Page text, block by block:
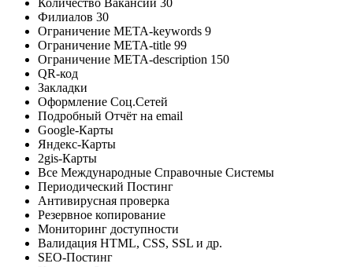
Филиалов 30
Ограничение META-keywords 9
Ограничение META-title 99
Ограничение META-description 150
QR-код
Закладки
Оформление Соц.Сетей
Подробный Отчёт на email
Google-Карты
Яндекс-Карты
2gis-Карты
Все Международные Справочные Системы
Периодический Постинг
Антивирусная проверка
Резервное копирование
Мониторинг доступности
Валидация HTML, CSS, SSL и др.
SEO-Постинг